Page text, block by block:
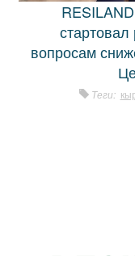
вопросам
Теги: